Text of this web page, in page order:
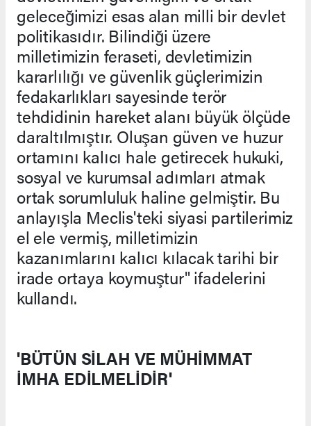
geleceğimizi esas alan milli bir devlet
politikasıdır. Bilindiği üzere
milletimizin feraseti, devletimizin
kararlılığı ve güvenlik güçlerimizin
fedakarlıkları sayesinde terör
tehdidinin hareket alanı büyük ölçüde
daraltılmıştır. Oluşan güven ve huzur
ortamını kalıcı hale getirecek hukuki,
sosyal ve kurumsal adımları atmak
ortak sorumluluk haline gelmiştir. Bu
anlayışla Meclis'teki siyasi partilerimiz
el ele vermiş, milletimizin
kazanımlarını kalıcı kılacak tarihi bir
irade ortaya koymuştur" ifadelerini
kullandı.
'BÜTÜN SİLAH VE MÜHİMMAT
İMHA EDİLMELİDİR'